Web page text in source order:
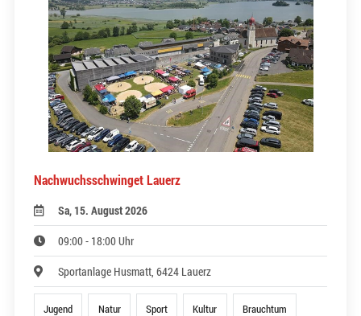
Nachwuchsschwinget Lauerz
Sa, 15. August 2026
09:00 - 18:00 Uhr
Sportanlage Husmatt, 6424 Lauerz
Jugend Natur Sport Kultur Brauchtum